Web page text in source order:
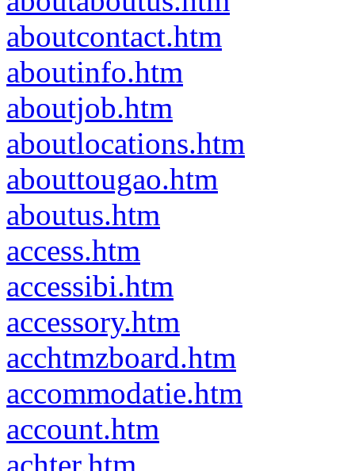
aboutcontact.htm
aboutinfo.htm
aboutjob.htm
aboutlocations.htm
abouttougao.htm
aboutus.htm
access.htm
accessibi.htm
accessory.htm
acchtmzboard.htm
accommodatie.htm
account.htm
achter.htm